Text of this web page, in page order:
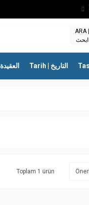
ARA |
ابحث
İtikad | العقيدة Tarih | التاريخ
Toplam 1 ürün